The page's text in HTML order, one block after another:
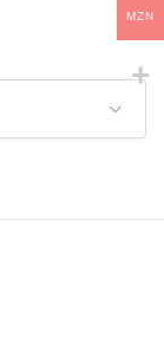
MZN